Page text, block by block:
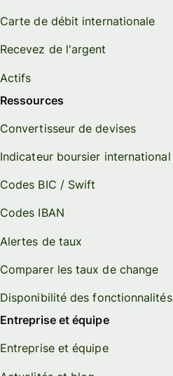
Carte de débit internationale
Recevez de l'argent
Actifs
Ressources
Convertisseur de devises
Indicateur boursier international
Codes BIC / Swift
Codes IBAN
Alertes de taux
Comparer les taux de change
Disponibilité des fonctionnalités
Entreprise et équipe
Entreprise et équipe